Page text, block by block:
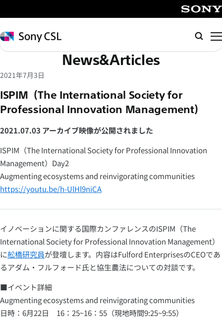
イ
ン
コ
テ
ツ
へ
キ
ッ
プ
Sony
CSL
検
索
News&Articles
2021年7月3日
ISPIM（The International Society for
Professional Innovation Management）
2021.07.03 アーカイブ映像が公開されました
ISPIM（The International Society for Professional Innovation
Management）Day2
Augmenting ecosystems and reinvigorating communities
https://youtu.be/h-UlHl9niCA
イノベーションに関する国際カンファレンスのISPIM（The
International Society for Professional Innovation Management）
に舩橋研究員が登壇します。内容はFulford EnterprisesのCEOであ
るアダム・フルフォード氏と協生農法についての対談です。
■イベント詳細
Augmenting ecosystems and reinvigorating communities
日時：6月22日 16：25~16：55（現地時間9:25~9:55）